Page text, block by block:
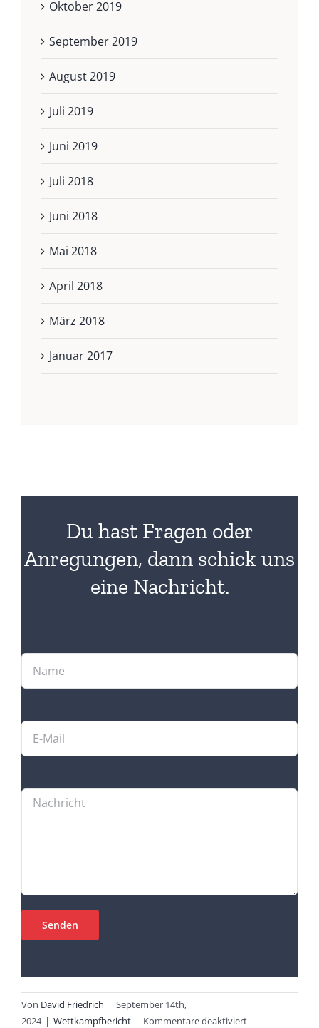
Oktober 2019
September 2019
August 2019
Juli 2019
Juni 2019
Juli 2018
Juni 2018
Mai 2018
April 2018
März 2018
Januar 2017
Du hast Fragen oder
Anregungen, dann schick uns
eine Nachricht.
Von David Friedrich | September 14th,
2024 | Wettkampfbericht | Kommentare deaktiviertfür